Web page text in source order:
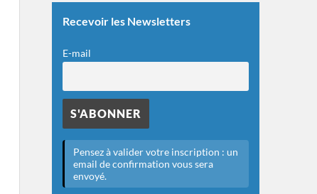
Recevoir les Newsletters
E-mail